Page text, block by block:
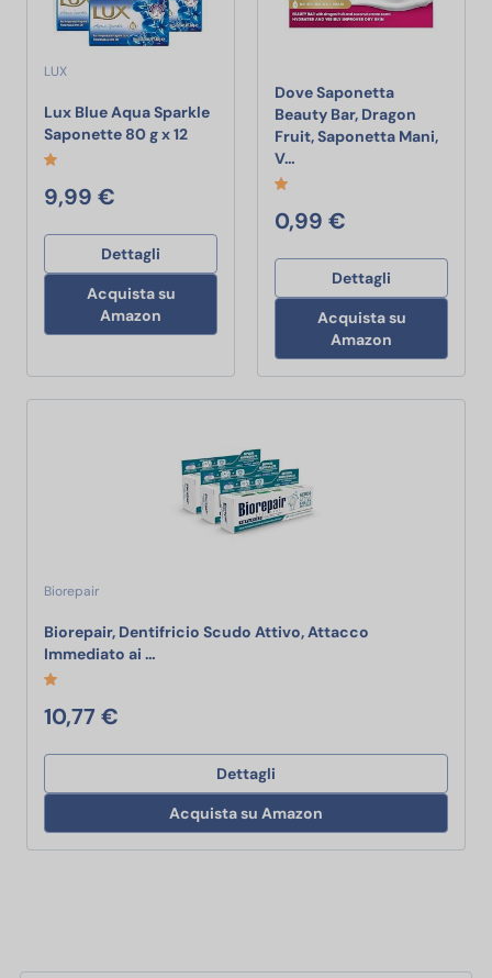
LUX
Lux Blue Aqua Sparkle
Saponette 80 g x 12Lux Blue Aqua Sparkle Saponette 80 g x
9,99 €
Dettagli
Acquista su
Amazon
Dove Saponetta
Beauty Bar, Dragon
Fruit, Saponetta Mani,
V…
0,99 €
Dettagli
Acquista su
Amazon
Biorepair
Biorepair, Dentifricio Scudo Attivo, Attacco
Immediato ai …
10,77 €
Dettagli
Acquista su Amazon